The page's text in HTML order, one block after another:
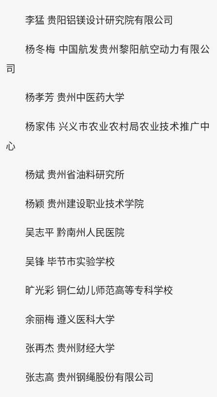
李猛 贵阳铝镁设计研究院有限公司
杨冬梅 中国航发贵州黎阳航空动力有限公
司
杨孝芳 贵州中医药大学
杨家伟 兴义市农业农村局农业技术推广中
心
杨斌 贵州省油料研究所
杨颖 贵州建设职业技术学院
吴志平 黔南州人民医院
吴锋 毕节市实验学校
旷光彩 铜仁幼儿师范高等专科学校
余丽梅 遵义医科大学
张再杰 贵州财经大学
张志高 贵州钢绳股份有限公司